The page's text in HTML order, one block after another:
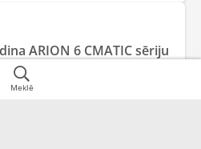
Meklē
ARION 6 CMATIC sēriju